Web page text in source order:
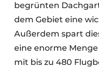
begrünten
dem Gebiet eine
Außerdem spart
eine enorme
mit bis zu 480